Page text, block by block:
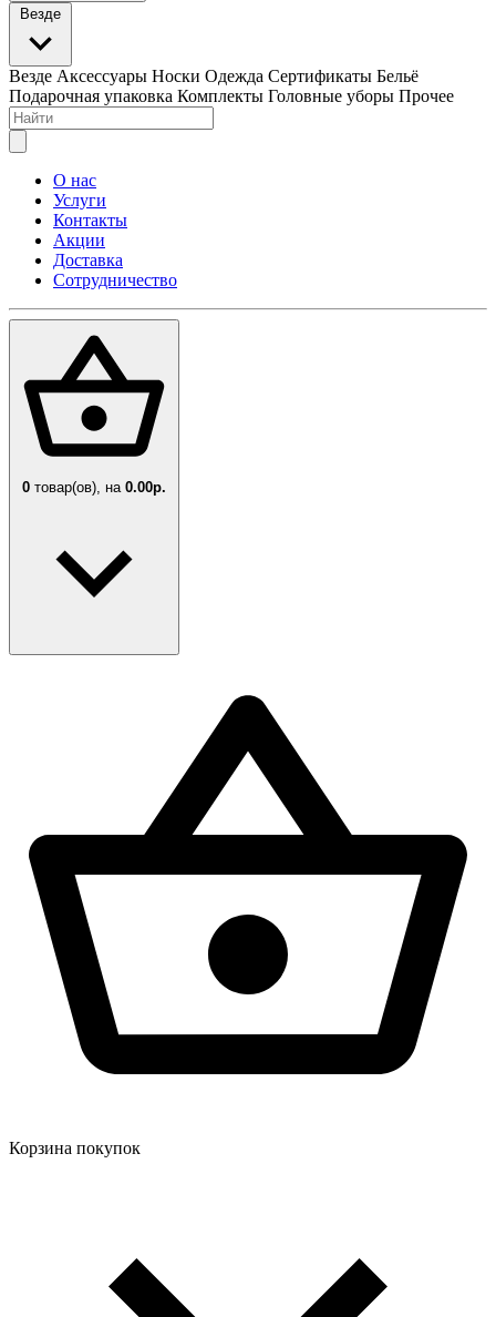
Везде
Везде Аксессуары Носки Одежда Сертификаты Бельё
Подарочная упаковка Комплекты Головные уборы Прочее
О нас
Услуги
Контакты
Акции
Доставка
Сотрудничество
0 товар(ов), на 0.00р.
Корзина покупок